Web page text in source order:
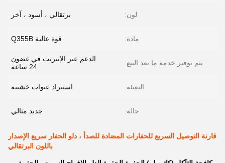
لون: برتقالي ، أسود ، آخر
مادة: قوة عالية Q355B
يتم توفير خدمة ما بعد البيع:
الدعم عبر الإنترنت في غضون
24 ساعة
التعبئة: استيراد عبوات خشبية
حالة: جديد مثالي
قارنة التوصيل السريع للحفارات المضادة للصدأ ، دلو الحفار سريع الإصدار
باللون البرتقالي